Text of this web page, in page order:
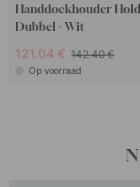
Handdoekhouder
Dubbel - Wit
121.04 € 142.40 €
Op voorraad